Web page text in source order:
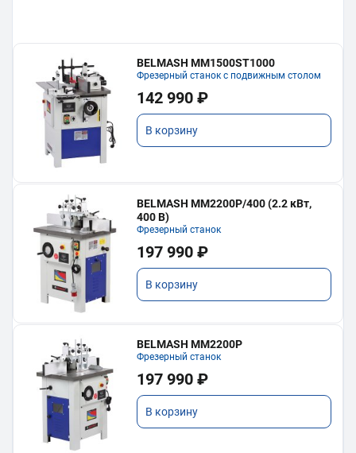
BELMASH MM1500ST1000
Фрезерный станок с подвижным столом
142 990 ₽
В корзину
BELMASH MM2200P/400 (2.2 кВт,
400 В)
Фрезерный станок
197 990 ₽
В корзину
BELMASH MM2200P
Фрезерный станок
197 990 ₽
В корзину